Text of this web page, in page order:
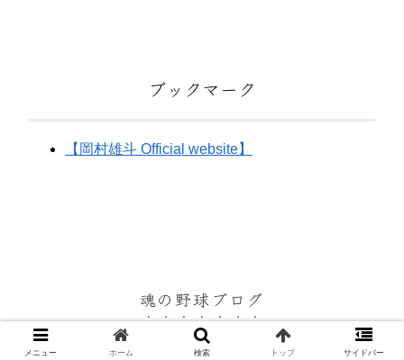
ブックマーク
【岡村雄斗 Official website】
魂の野球ブログ
© 2022-2026 魂の野球ブログ.
メニュー ホーム 検索 トップ サイドバー